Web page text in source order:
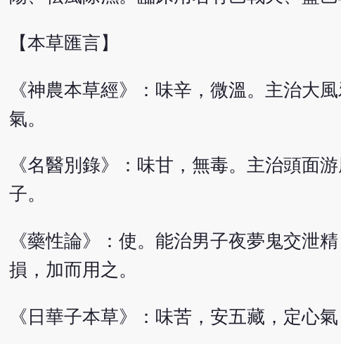
【本草匯言】
《神農本草經》：味辛，微溫。主治大
氣。
《名醫別錄》：味甘，無毒。主治頭面
子。
《藥性論》：使。能治男子夜夢鬼交泄
損，加而用之。
《日華子本草》：味苦，安五藏，定心